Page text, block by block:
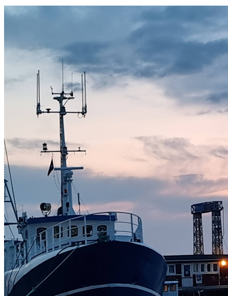
Billede